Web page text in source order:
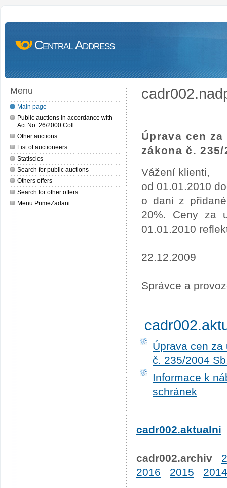
Central Address
Menu
Main page
Public auctions in accordance with
Act No. 26/2000 Coll
Other auctions
List of auctioneers
Statiscics
Search for public auctions
Others offers
Search for other offers
Menu.PrimeZadani
Úprava cen
zákona č. 235/
Vážení klienti,
od 01.01.2010
o dani z
20%. Ceny za
01.01.2010
22.12.2009
Správce a
Úprava cen
č. 235/2004
Informace k
schránek
cadr002.aktualni
cadr002.archiv
2016
2015 2014